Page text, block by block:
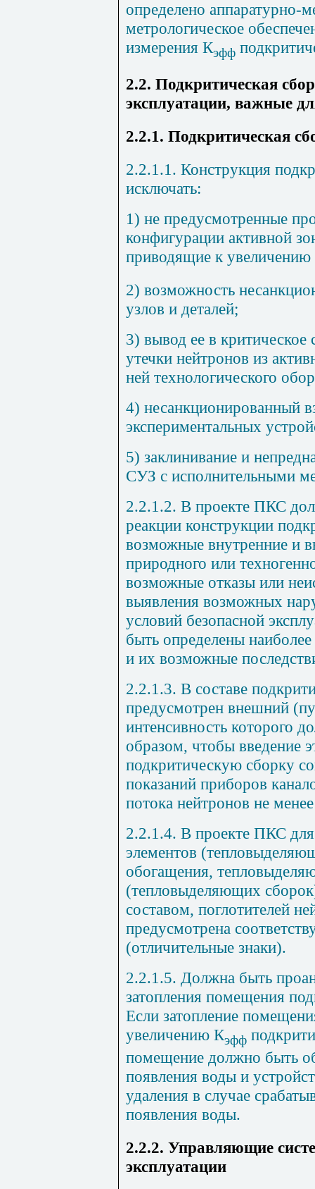
определено аппаратурно-
метрологическое
измерения Кэфф
2.2. Подкритическая
эксплуатации, важные
2.2.1. Подкритическая
2.2.1.1. Конструкция
исключать:
1) не предусмотренные
конфигурации активной
приводящие к
2) возможность
узлов и деталей;
3) вывод ее в
утечки нейтронов из
ней технологического
4) несанкционированный
экспериментальных
5) заклинивание и
СУЗ с исполнительными
2.2.1.2. В проекте ПКС
реакции конструкции
возможные внутренние и
природного или
возможные отказы или
выявления возможных
условий безопасной
быть определены
и их возможные
2.2.1.3. В составе
предусмотрен внешний
интенсивность которого
образом, чтобы введение
подкритическую сборку
показаний приборов
потока нейтронов не
2.2.1.4. В проекте ПКС
элементов
обогащения,
(тепловыделяющих
составом, поглотителей
предусмотрена
(отличительные знаки).
2.2.1.5. Должна быть
затопления помещения
Если затопление
увеличению Кэфф
помещение должно быть
появления воды и
удаления в случае
появления воды.
2.2.2. Управляющие
эксплуатации